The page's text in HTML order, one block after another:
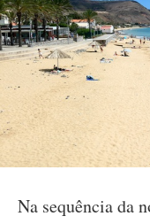
Na sequência da